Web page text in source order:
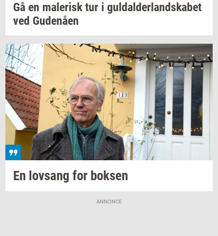
Gå en ma­le­risktur i gul­dal­der­land­ska­bet
ved Gu­denå­en
En lovsang for bok­sen
ANNONCE